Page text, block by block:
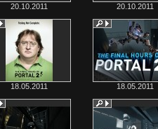
20.10.2011 20.10.2011
18.05.2011 18.05.2011